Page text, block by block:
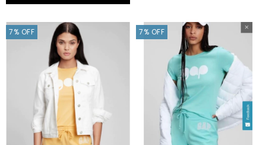
7% OFF 7% OFF